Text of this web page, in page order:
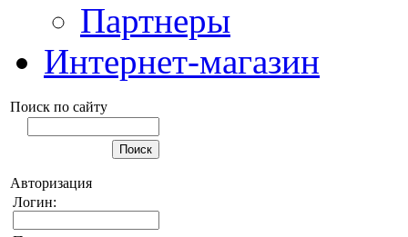
Партнеры
Интернет-магазин
Поиск по сайту
Авторизация
Логин: